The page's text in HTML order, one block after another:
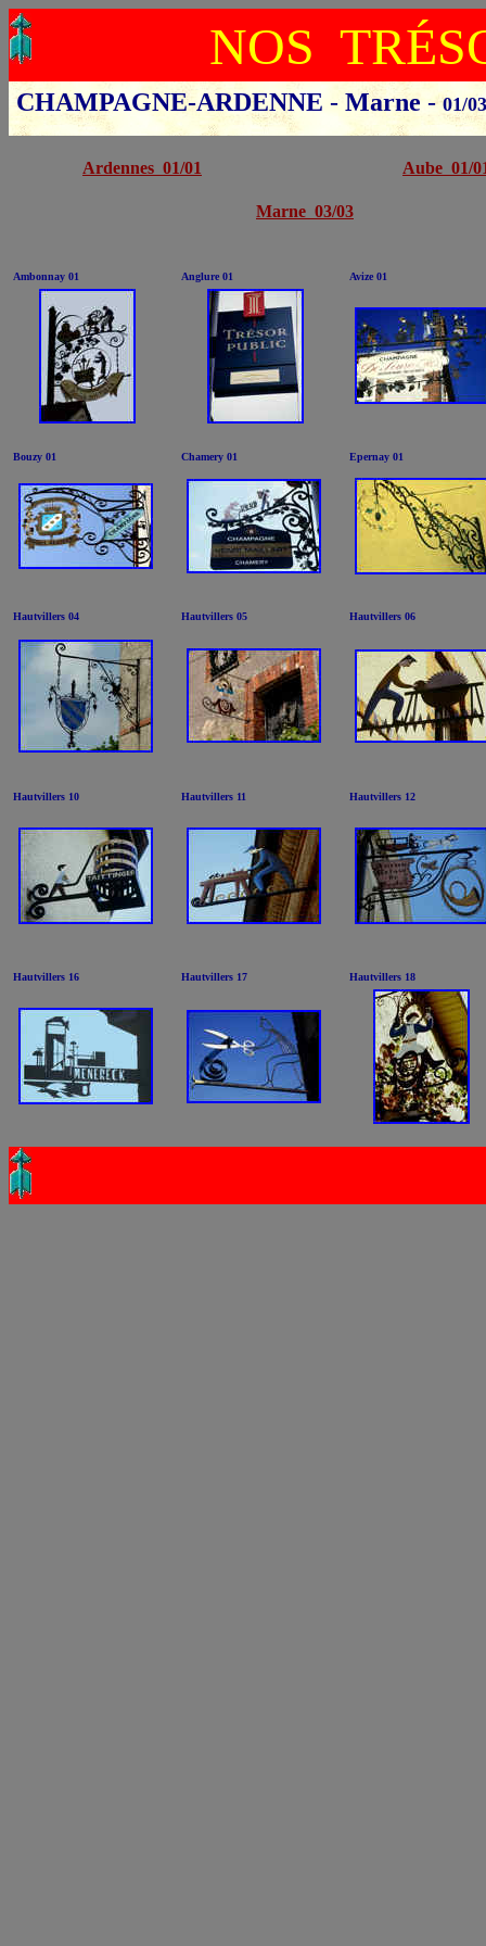
NOS
CHAMPAGNE-ARDENNE - Marne - 01/03
Cliquer sur le
Ardennes 01/01 Aube 01/
Marne 03/03
Ambonnay 01 Anglure 01 Avize 01
Bouzy 01 Chamery 01 Epernay 01
Hautvillers 04 Hautvillers 05 Hautvillers 06
Hautvillers 10 Hautvillers 11 Hautvillers 12
Hautvillers 16 Hautvillers 17 Hautvillers 18